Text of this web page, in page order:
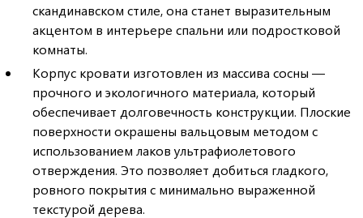
скандинавском стиле, она станет выразительным
акцентом в интерьере спальни или подростковой
комнаты.
Корпус кровати изготовлен из массива сосны —
прочного и экологичного материала, который
обеспечивает долговечность конструкции. Плоские
поверхности окрашены вальцовым методом с
использованием лаков ультрафиолетового
отверждения. Это позволяет добиться гладкого,
ровного покрытия с минимально выраженной
текстурой дерева.